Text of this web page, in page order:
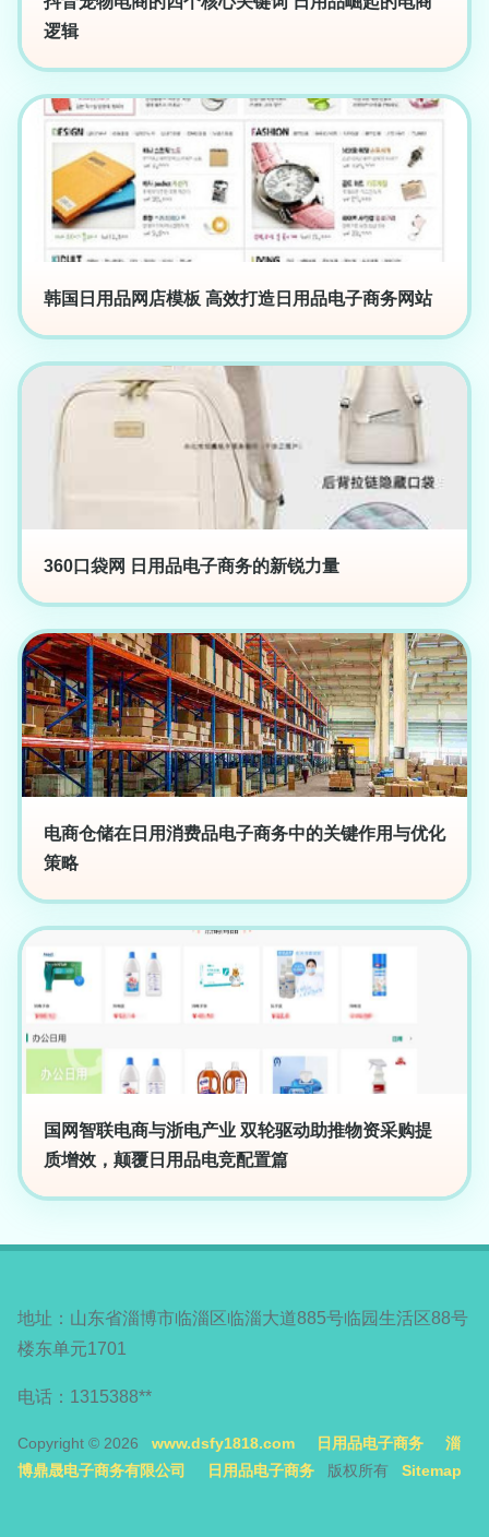
逻辑
韩国日用品网店模板 高效打造日用品电子商务网站
360口袋网 日用品电子商务的新锐力量
电商仓储在日用消费品电子商务中的关键作用与优化
策略
国网智联电商与浙电产业 双轮驱动助推物资采购提
质增效，颠覆日用品电竞配置篇
地址：山东省淄博市临淄区临淄大道885号临园生活区88号
楼东单元1701
电话：1315388**
Copyright © 2026 www.dsfy1818.com 日用品电子商务
淄
博鼎晟电子商务有限公司
日用品电子商务 版权所有 Sitemap